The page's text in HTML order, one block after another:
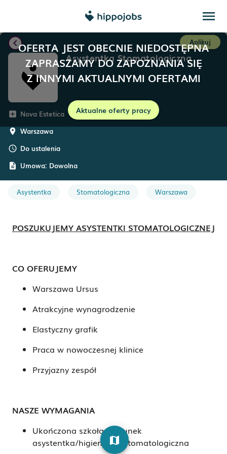
menu
OFERTA JEST OBECNIE NIEDOSTĘPNA
ZAPRASZAMY DO ZAPOZNANIA SIĘ
Z INNYMI AKTUALNYMI OFERTAMI
Aktualne oferty pracy
chevron_left Aplikuj
Asystentka Stomatologiczna
add_box Nova Estetica
room Warszawa
schedule Do ustalenia
description Umowa: Dowolna
Asystentka Stomatologiczna Warszawa
POSZUKUJEMY ASYSTENTKI STOMATOLOGICZNEJ
CO OFERUJEMY
Warszawa Ursus
Atrakcyjne wynagrodzenie
Elastyczny grafik
Praca w nowoczesnej klinice
Przyjazny zespół
NASZE WYMAGANIA
Ukończona szkoła: kierunek
asystentka/higienistka stomatologiczna
map